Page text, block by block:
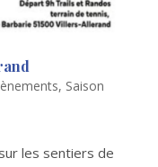
, Saison
les sentiers de